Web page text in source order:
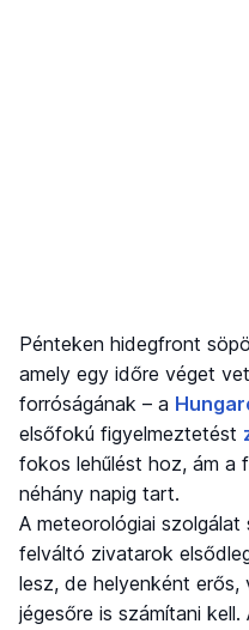
Pénteken hidegfront
amely egy időre véget
forróságának – a
elsőfokú figyelmeztetést
fokos lehűlést hoz, ám a
néhány napig tart.
A meteorológiai
felváltó zivatarok
lesz, de helyenként erős,
jégesőre is számítani